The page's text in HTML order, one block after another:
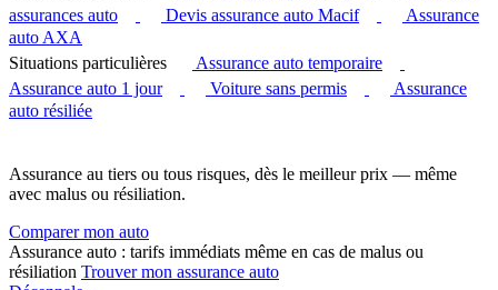
assurances auto
Devis assurance auto Macif
Assurance
auto AXA
Situations particulières
Assurance auto temporaire
Assurance auto 1 jour
Voiture sans permis
Assurance
auto résiliée
Assurance au tiers ou tous risques, dès le meilleur prix — même
avec malus ou résiliation.
Comparer mon auto
Assurance auto : tarifs immédiats même en cas de malus ou
résiliation Trouver mon assurance auto